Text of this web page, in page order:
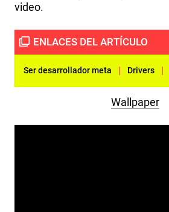
video.
Ser desarrollador meta | Drivers |
Wallpaper